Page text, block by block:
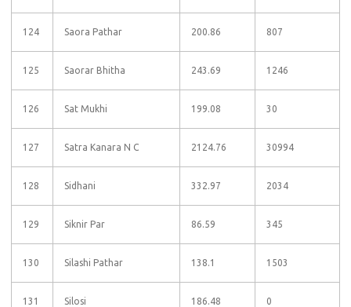
124 Saora Pathar 200.86 807
125 Saorar Bhitha 243.69 1246
126 Sat Mukhi 199.08 30
127 Satra Kanara N C 2124.76 30994
128 Sidhani 332.97 2034
129 Siknir Par 86.59 345
130 Silashi Pathar 138.1 1503
131 Silosi 186.48 0